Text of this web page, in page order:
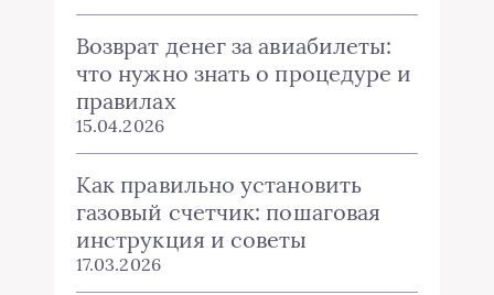
Возврат денег за авиабилеты:
что нужно знать о процедуре и
правилах
15.04.2026
Как правильно установить
газовый счетчик: пошаговая
инструкция и советы
17.03.2026